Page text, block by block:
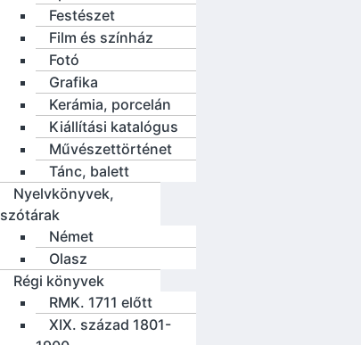
Festészet
Film és színház
Fotó
Grafika
Kerámia, porcelán
Kiállítási katalógus
Művészettörténet
Tánc, balett
Nyelvkönyvek,
szótárak
Német
Olasz
Régi könyvek
RMK. 1711 előtt
XIX. század 1801-